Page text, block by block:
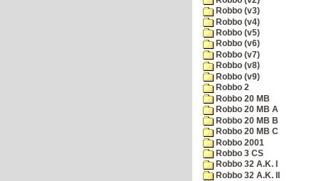
Robbo (v3)
Robbo (v4)
Robbo (v5)
Robbo (v6)
Robbo (v7)
Robbo (v8)
Robbo (v9)
Robbo 2
Robbo 20 MB
Robbo 20 MB A
Robbo 20 MB B
Robbo 20 MB C
Robbo 2001
Robbo 3 CS
Robbo 32 A.K. I
Robbo 32 A.K. II